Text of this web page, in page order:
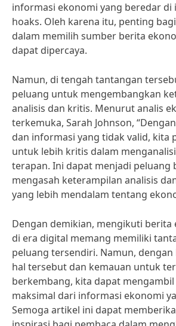
informasi ekonomi yang beredar di
hoaks. Oleh karena itu, penting
dalam memilih sumber berita
dapat dipercaya.
Namun, di tengah tantangan
peluang untuk mengembangkan
analisis dan kritis. Menurut analis
terkemuka, Sarah Johnson,
dan informasi yang tidak valid, kita
untuk lebih kritis dalam
terapan. Ini dapat menjadi peluang
mengasah keterampilan analisis
yang lebih mendalam tentang
Dengan demikian, mengikuti berita
di era digital memang memiliki
peluang tersendiri. Namun, dengan
hal tersebut dan kemauan untuk
berkembang, kita dapat
maksimal dari informasi ekonomi
Semoga artikel ini dapat